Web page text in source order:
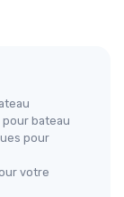
bateau
pour
votre